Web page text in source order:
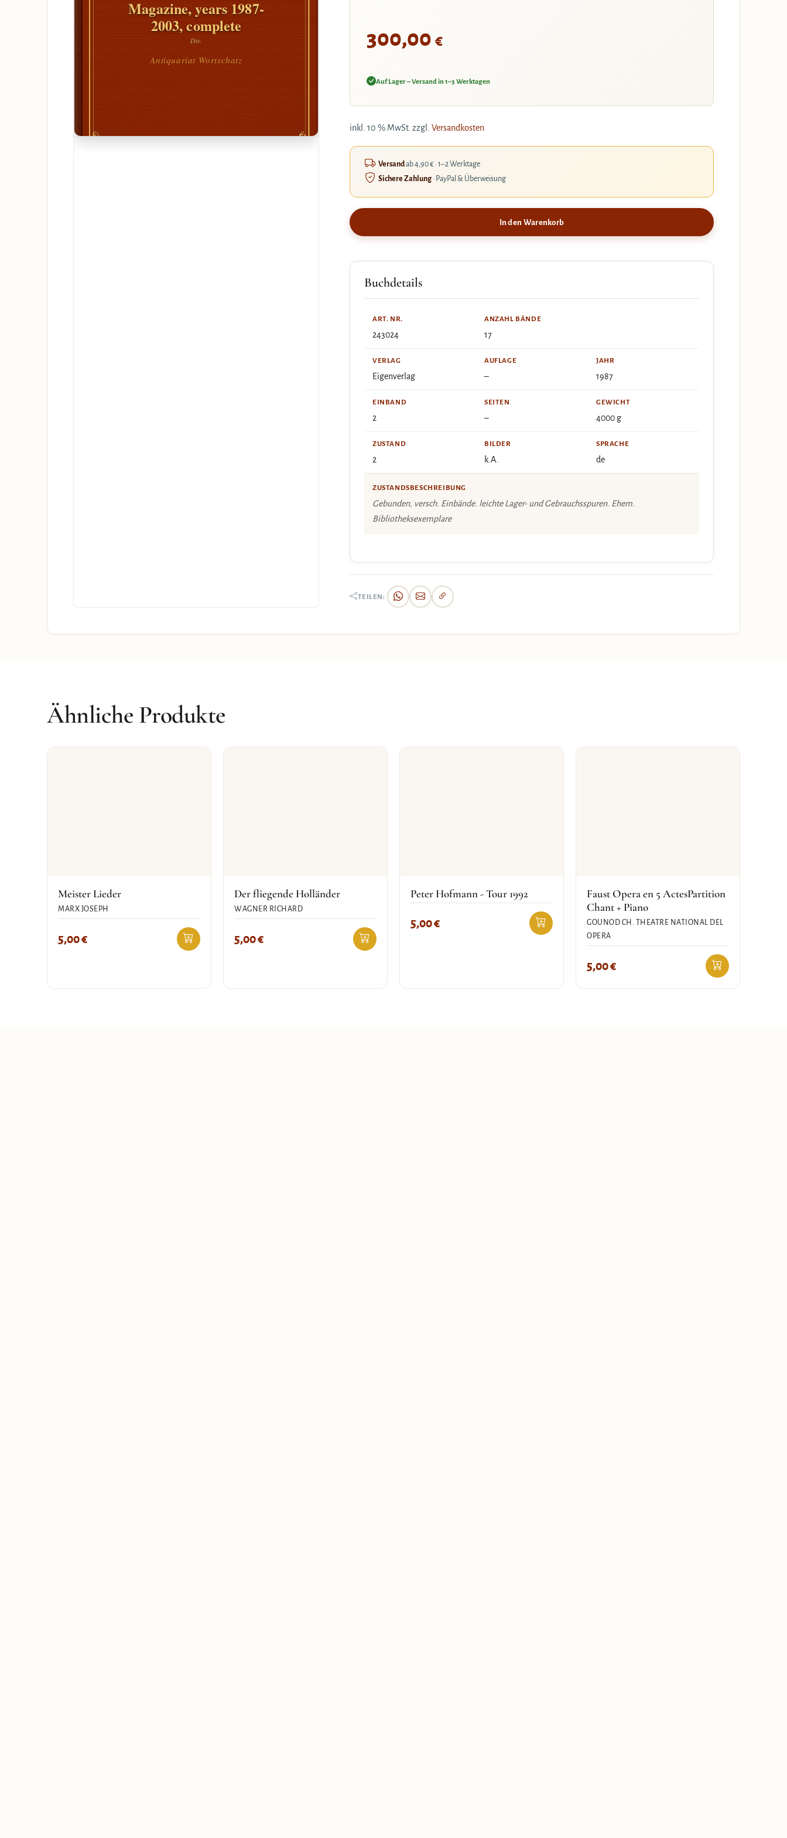
Magazine, years 1987-
2003, complete
Div.
Antiquariat Wortschatz
300,00 €
Auf Lager – Versand in 1–3 Werktagen
inkl. 10 % MwSt. zzgl. Versandkosten
Versandab 4,90 € · 1–2 Werktage
Sichere Zahlung· PayPal & Überweisung
In den Warenkorb
Buchdetails
ART. NR.
243024
ANZAHL BÄNDE
17
VERLAG
Eigenverlag
AUFLAGE
–
JAHR
1987
EINBAND
2
SEITEN
–
GEWICHT
4000 g
ZUSTAND
2
BILDER
k.A.
SPRACHE
de
ZUSTANDSBESCHREIBUNG
Gebunden, versch. Einbände. leichte Lager- und Gebrauchsspuren. Ehem.
Bibliotheksexemplare
TEILEN:
Ähnliche Produkte
Meister Lieder
MARX JOSEPH
5,00€
Der fliegende Holländer
WAGNER RICHARD
5,00€
Peter Hofmann - Tour 1992
5,00€
Faust Opera en 5 ActesPartition
Chant + Piano
GOUNOD CH. THEATRE NATIONAL DEL
OPERA
5,00€